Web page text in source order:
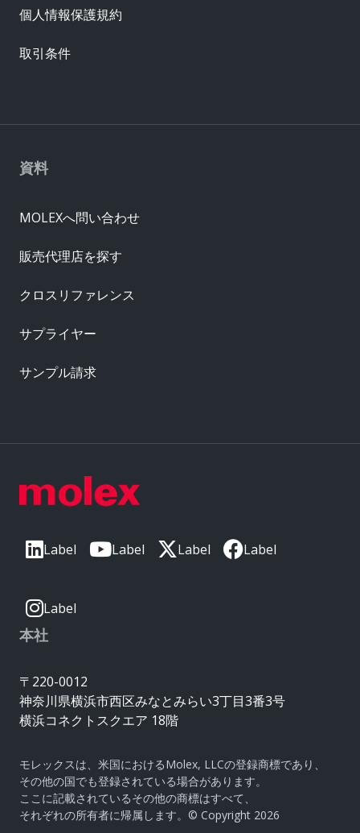
Label Label Label Label
Label
本社
〒220-0012
神奈川県横浜市西区みなとみらい3丁目3番3号
横浜コネクトスクエア 18階
モレックスは、米国におけるMolex, LLCの登録商標であり、
その他の国でも登録されている場合があります。
ここに記載されているその他の商標はすべて、
それぞれの所有者に帰属します。© Copyright 2026
資料
MOLEXへ問い合わせ
販売代理店を探す
クロスリファレンス
サプライヤー
サンプル請求
個人情報保護規約
取引条件